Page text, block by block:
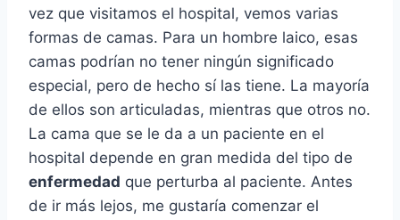
vez que visitamos el hospital, vemos varias
formas de camas. Para un hombre laico, esas
camas podrían no tener ningún significado
especial, pero de hecho sí las tiene. La mayoría
de ellos son articuladas, mientras que otros no.
La cama que se le da a un paciente en el
hospital depende en gran medida del tipo de
enfermedad que perturba al paciente. Antes
de ir más lejos, me gustaría comenzar el